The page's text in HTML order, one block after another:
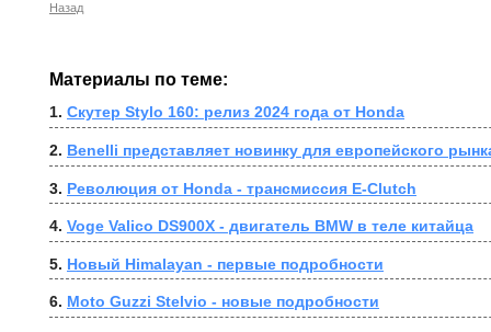
Назад
Материалы по теме:
1. Скутер Stylo 160: релиз 2024 года от Honda
2. Benelli представляет новинку для европейского
3. Революция от Honda - трансмиссия E-Clutch
4. Voge Valico DS900X - двигатель BMW в теле китайца
5. Новый Himalayan - первые подробности
6. Moto Guzzi Stelvio - новые подробности